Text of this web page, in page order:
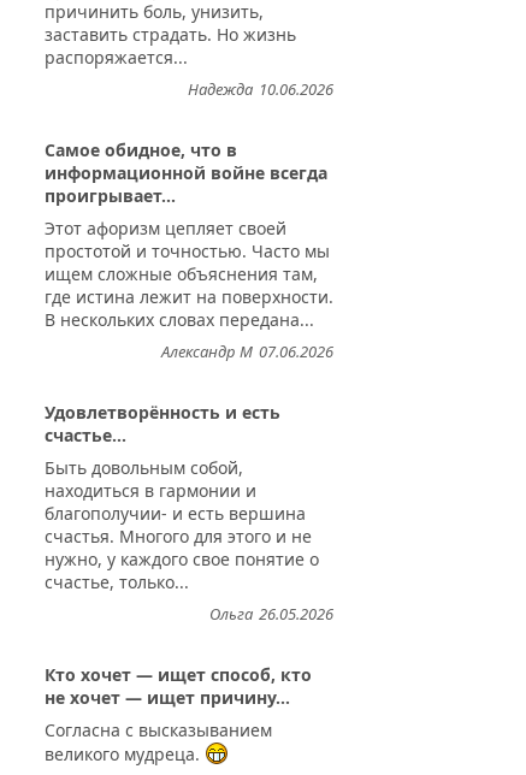
причинить боль, унизить,
заставить страдать. Но жизнь
распоряжается...
10.06.2026
Надежда
Самое обидное, что в
информационной войне всегда
проигрывает...
Этот афоризм цепляет своей
простотой и точностью. Часто мы
ищем сложные объяснения там,
где истина лежит на поверхности.
В нескольких словах передана...
07.06.2026
Александр М
Удовлетворённость и есть
счастье...
Быть довольным собой,
находиться в гармонии и
благополучии- и есть вершина
счастья. Многого для этого и не
нужно, у каждого свое понятие о
счастье, только...
26.05.2026
Ольга
Кто хочет — ищет способ, кто
не хочет — ищет причину...
Согласна с высказыванием
великого мудреца.